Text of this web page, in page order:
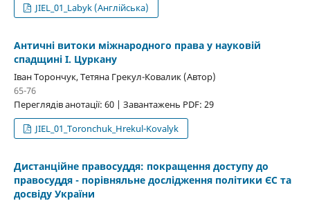
JIEL_01_Labyk (Англійська)
Античні витоки міжнародного права у науковій
спадщині І. Цуркану
Іван Торончук, Тетяна Грекул-Ковалик (Автор)
65-76
Переглядів анотації: 60 | Завантажень PDF: 29
JIEL_01_Toronchuk_Hrekul-Kovalyk
Дистанційне правосуддя: покращення доступу до
правосуддя - порівняльне дослідження політики ЄС та
досвіду України